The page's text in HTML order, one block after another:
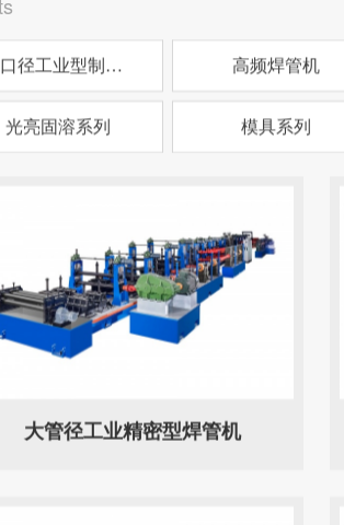
大口径工业型制管机 高频焊管机
光亮固溶系列 模具系列
大管径工业精密型焊管机